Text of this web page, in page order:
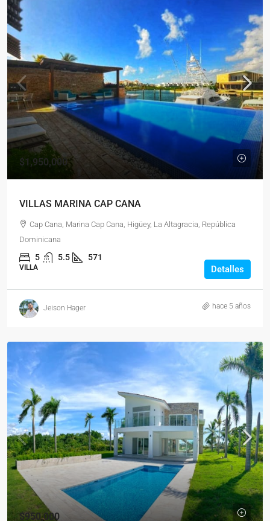
$1,950,000
VILLAS MARINA CAP CANA
Cap Cana, Marina Cap Cana, Higüey, La Altagracia, República
Dominicana
5 5.5 571
VILLA Detalles
Jeison Hager hace 5 años
$950,000